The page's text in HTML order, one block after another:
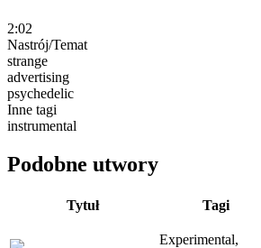
2:02
Nastrój/Temat
strange
advertising
psychedelic
Inne tagi
instrumental
Podobne utwory
Tytuł Tagi
Experimental,